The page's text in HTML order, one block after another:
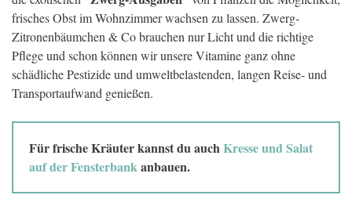
frisches Obst im Wohnzimmer wachsen zu lassen. Zwerg-
Zitronenbäumchen & Co brauchen nur Licht und die richtige
Pflege und schon können wir unsere Vitamine ganz ohne
schädliche Pestizide und umweltbelastenden, langen Reise- und
Transportaufwand genießen.
Für frische Kräuter kannst du auchKresse und Salat
auf der Fensterbankanbauen.